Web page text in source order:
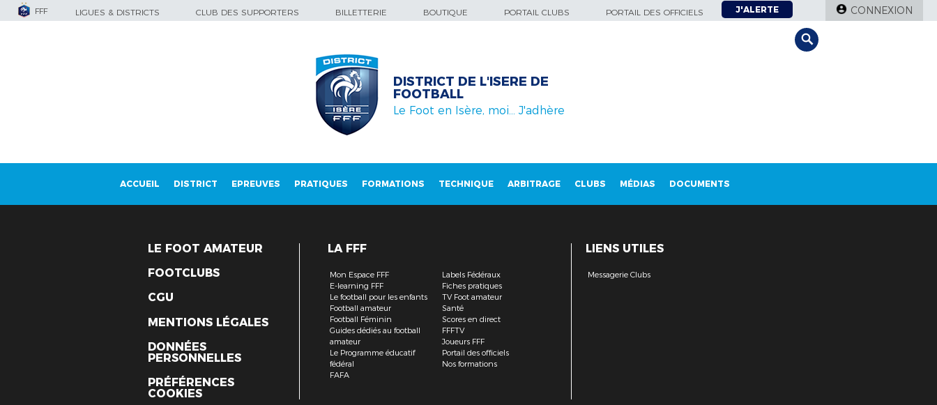
FFF LIGUES & DISTRICTS CLUB DES SUPPORTERS BILLETTERIE BOUTIQUE PORTAIL CLUBS PORTAIL DES OFFICIELS J'ALERTE CONNEXION
DISTRICT DE L'ISERE DE
FOOTBALL
Le Foot en Isère, moi… J'adhère
ACCUEIL DISTRICT EPREUVES PRATIQUES FORMATIONS TECHNIQUE ARBITRAGE CLUBS MÉDIAS DOCUMENTS
LE FOOT AMATEUR
FOOTCLUBS
CGU
MENTIONS LÉGALES
DONNÉES
PERSONNELLES
PRÉFÉRENCES
COOKIES
LA FFF
Mon Espace FFF
E-learning FFF
Le football pour les enfants
Football amateur
Football Féminin
Guides dédiés au football
amateur
Le Programme éducatif
fédéral
FAFA
Labels Fédéraux
Fiches pratiques
TV Foot amateur
Santé
Scores en direct
FFFTV
Joueurs FFF
Portail des officiels
Nos formations
LIENS UTILES
Messagerie Clubs